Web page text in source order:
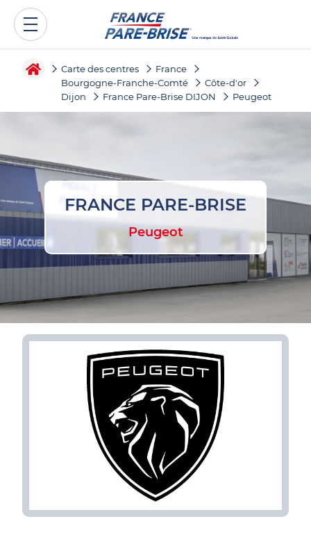
Carte des centres
France
Bourgogne-Franche-Comté
Côte-d'or
Dijon
France Pare-Brise DIJON Peugeot
FRANCE PARE-BRISE
Peugeot